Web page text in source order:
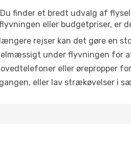
finder et bredt udvalg af
eller budgetpriser, er
rejser kan det gøre en
under flyvningen for
eller ørepropper
eller lav strækøvelser i